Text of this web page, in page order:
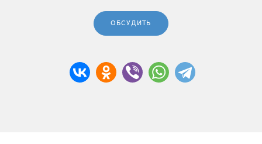
ОБСУДИТЬ